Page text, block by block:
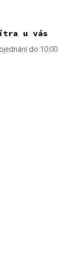
u vás
do 10:00